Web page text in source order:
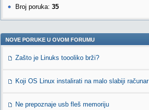
Broj poruka: 35
NOVE PORUKE U OVOM FORUMU
Zašto je Linuks toooliko brži?
Koji OS Linux instalirati na malo slabiji računar
Ne prepoznaje usb fleš memoriju